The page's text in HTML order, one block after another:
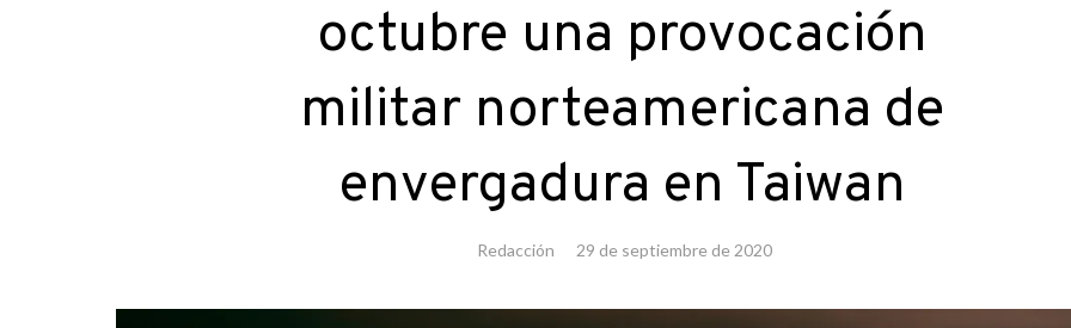
octubre una provocación
militar norteamericana de
envergadura en Taiwan
Redacción 29 de septiembre de 2020